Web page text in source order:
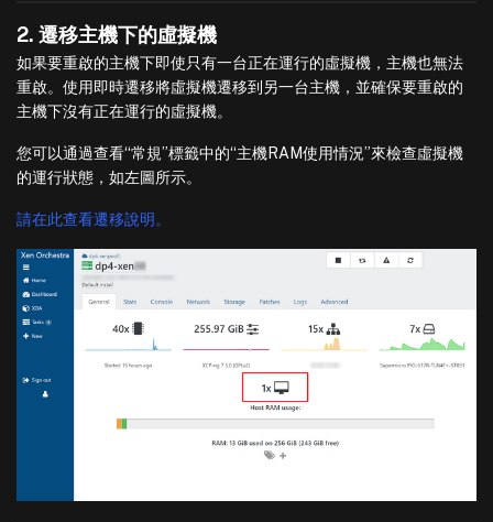
2. 遷移主機下的虛擬機
如果要重啟的主機下即使只有一台正在運行的虛擬機，主機也無法
重啟。使用即時遷移將虛擬機遷移到另一台主機，並確保要重啟的
主機下沒有正在運行的虛擬機。
您可以通過查看“常規”標籤中的“主機RAM使用情況”來檢查虛擬機
的運行狀態，如左圖所示。
請在此查看遷移說明。